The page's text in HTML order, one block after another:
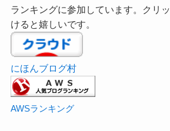
ランキングに参加しています。クリ
けると嬉しいです。
にほんブログ村
AWSランキング